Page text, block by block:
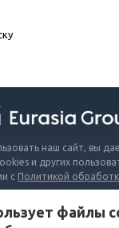
наш сайт, вы
и других
с Политикой
файлы